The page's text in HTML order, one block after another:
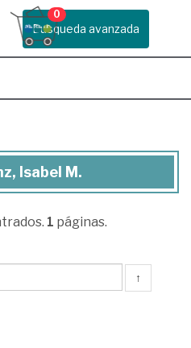
Busqueda avanzada
0
Isabel M.
1 páginas.
↑